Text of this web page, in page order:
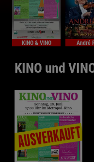
KINO & VINO André
KINO und